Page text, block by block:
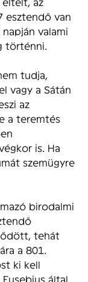
esztendő van
valami
történni.
tudja,
vagy a Sátán
az
a teremtés
is. Ha
szemügyre
birodalmi
tehát
a 801.
ki kell
által